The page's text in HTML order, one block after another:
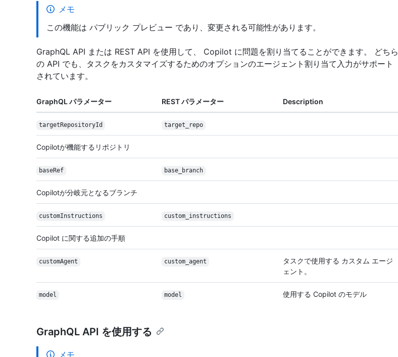
メモ
この機能は パブリック プレビュー であり、変更される可能性があります。
GraphQL API または REST API を使用して、 Copilot に問題を割り当てることができます。 どちら
の API でも、タスクをカスタマイズするためのオプションのエージェント割り当て入力がサポート
されています。
GraphQL パラメーター REST パラメーター Description
target RepositoryId target_repo
Copilotが機能するリポジトリ
baseRef base_branch
Copilotが分岐元となるブランチ
customInstructions custom_instructions
Copilot に関する追加の手順
customAgent custom_agent
タスクで使用する カスタム エージ
ェント。
model model 使用する Copilot のモデル
GraphQL API を使用する
メモ